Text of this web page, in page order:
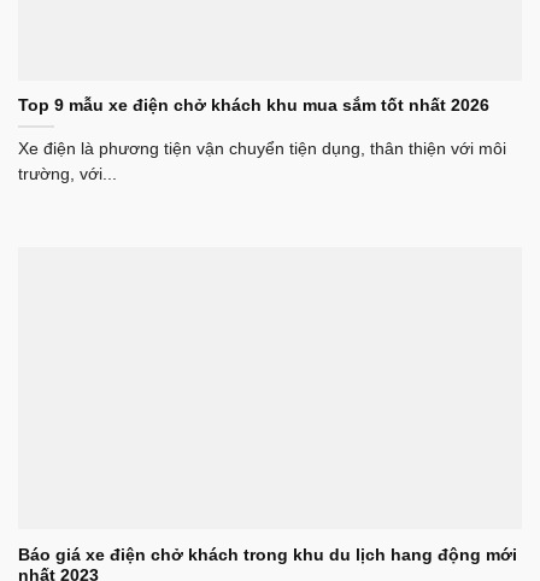
Top 9 mẫu xe điện chở khách khu mua sắm tốt nhất 2026
Xe điện là phương tiện vận chuyển tiện dụng, thân thiện với môi
trường, với...
Báo giá xe điện chở khách trong khu du lịch hang động mới
nhất 2023